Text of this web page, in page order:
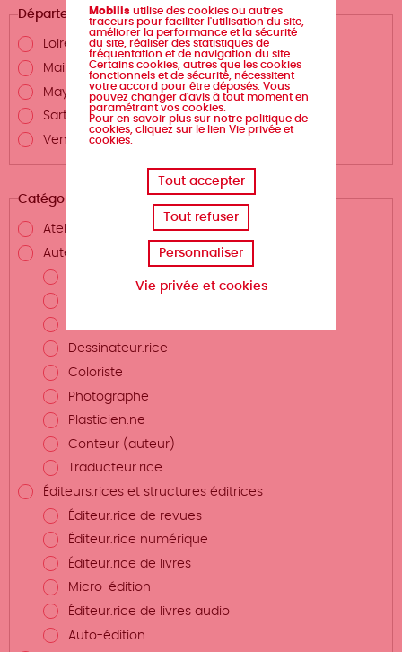
Département
Loire-Atlantique
Maine-et-Loire
Mayenne
Sarthe
Vendée
Catégories
Atelier d'écriture
Auteurs.rices et métiers de la création
Dessinateur.rice
Coloriste
Photographe
Plasticien.ne
Conteur (auteur)
Traducteur.rice
Éditeurs.rices et structures éditrices
Éditeur.rice de revues
Éditeur.rice numérique
Éditeur.rice de livres
Micro-édition
Éditeur.rice de livres audio
Auto-édition
Mobilis utilise des cookies ou autres
traceurs pour faciliter l'utilisation du site,
améliorer la performance et la sécurité
du site, réaliser des statistiques de
fréquentation et de navigation du site.
Certains cookies, autres que les cookies
fonctionnels et de sécurité, nécessitent
votre accord pour être déposés. Vous
pouvez changer d'avis à tout moment en
paramétrant vos cookies.
Pour en savoir plus sur notre politique de
cookies, cliquez sur le lien Vie privée et
cookies.
Tout accepter
Tout refuser
Personnaliser
Vie privée et cookies